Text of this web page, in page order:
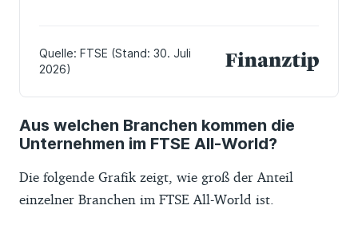
Aus welchen Branchen kommen die
Unternehmen im FTSE All-World?
Die folgende Grafik zeigt, wie groß der Anteil
einzelner Branchen im FTSE All-World ist.